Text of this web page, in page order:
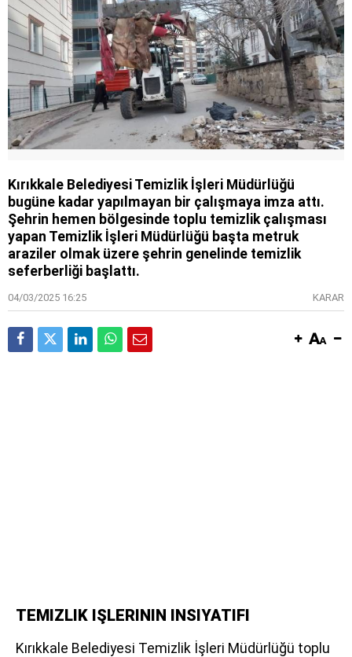
Kırıkkale Belediyesi Temizlik İşleri Müdürlüğü
bugüne kadar yapılmayan bir çalışmaya imza attı.
Şehrin hemen bölgesinde toplu temizlik çalışması
yapan Temizlik İşleri Müdürlüğü başta metruk
araziler olmak üzere şehrin genelinde temizlik
seferberliği başlattı.
04/03/2025 16:25 KARAR
TEMIZLIK IŞLERININ INSIYATIFI
Kırıkkale Belediyesi Temizlik İşleri Müdürlüğü toplu